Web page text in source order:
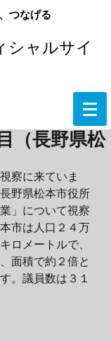
シャルサイ
つなげる
（長野県松
察に来ていま
野県松本市役所
」について視察
市は人口２４万
ロメートルで、
面積で約２倍と
。議員数は３１